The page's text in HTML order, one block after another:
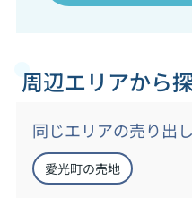
周辺エリアから
同じエリアの売り出
愛光町の売地